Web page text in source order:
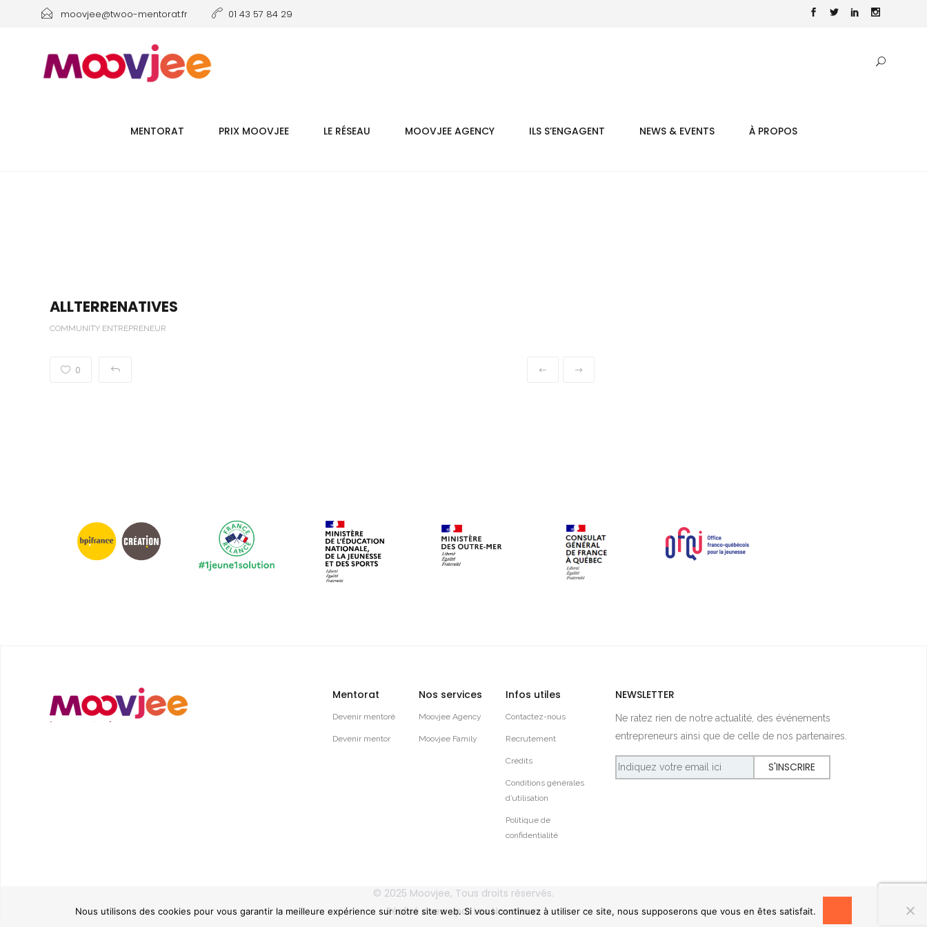
moovjee@twoo-mentorat.fr 01 43 57 84 29
MENTORAT PRIX MOOVJEE LE RÉSEAU MOOVJEE AGENCY ILS S’ENGAGENT NEWS & EVENTS À PROPOS
ALLTERRENATIVES
COMMUNITY ENTREPRENEUR
0
Mentorat
Devenir mentoré
Devenir mentor
Nos services
Moovjee Agency
Moovjee Family
Infos utiles
Contactez-nous
Recrutement
Crédits
Conditions générales
d’utilisation
Politique de
confidentialité
NEWSLETTER
Ne ratez rien de notre actualité, des événements
entrepreneurs ainsi que de celle de nos partenaires.
© 2025 Moovjee, Tous droits réservés.
Réalisé avec par Les Novateurs
Nous utilisons des cookies pour vous garantir la meilleure expérience sur notre site web. Si vous continuez à utiliser ce site, nous supposerons que vous en êtes satisfait.